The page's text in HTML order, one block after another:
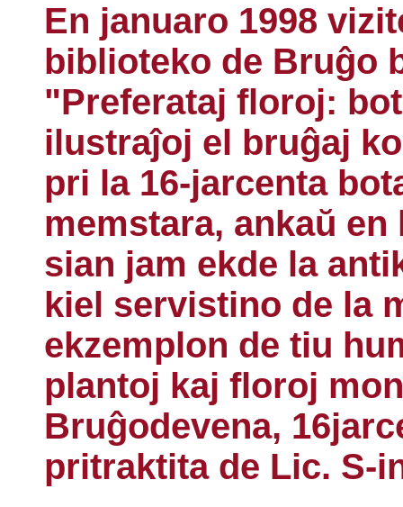
En januaro 1998
biblioteko de Bruĝo
"Preferataj floroj:
ilustraĵoj el bruĝaj
pri la 16-jarcenta
memstara, ankaŭ
sian jam ekde la
kiel servistino de la
ekzemplon de tiu
plantoj kaj floroj
Bruĝodevena,
pritraktita de Lic. S-